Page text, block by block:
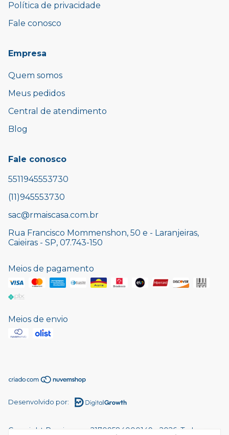
Política de privacidade
Fale conosco
Empresa
Quem somos
Meus pedidos
Central de atendimento
Blog
Fale conosco
5511945553730
(11)945553730
sac@rmaiscasa.com.br
Rua Francisco Mommenshon, 50 e - Laranjeiras,
Caieiras - SP, 07.743-150
Meios de pagamento
Meios de envio
Desenvolvido por:
Copyright Rmaiscasa - 21709584000149 - 2026. Todos os